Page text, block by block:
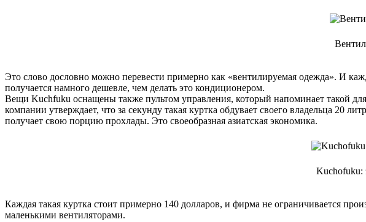
Это слово дословно можно перевести примерно как «вентилируемая одежда». И
получается намного дешевле, чем делать это кондиционером.
Вещи Kuchfuku оснащены также пультом управления, который напоминает такой
компании утверждает, что за секунду такая куртка обдувает своего владельца 20
получает свою порцию прохлады. Это своеобразная азиатская экономика.
Kuchofuku:
Каждая такая куртка стоит примерно 140 долларов, и фирма не ограничивается
маленькими вентиляторами.